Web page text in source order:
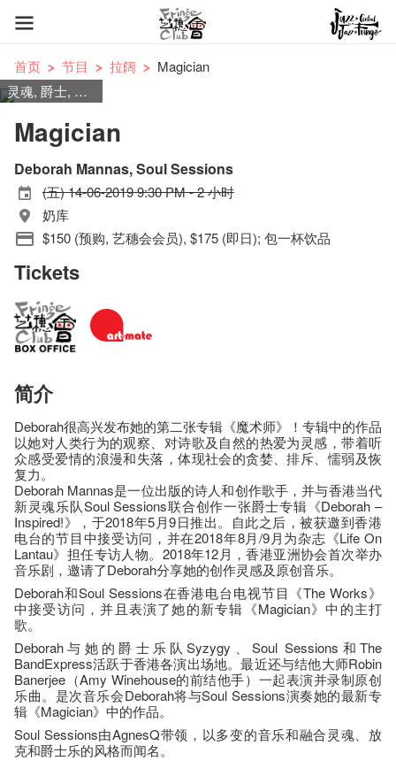
首页 节目 拉阔
Magician
灵魂, 爵士, Groovy
Magician
Deborah Mannas, Soul Sessions
(五) 14-06-2019 9:30 PM - 2 小时
奶库
$150 (预购, 艺穗会会员), $175 (即日); 包一杯饮品
Tickets
简介
Deborah很高兴发布她的第二张专辑《魔术师》！专辑中的作品
以她对人类行为的观察、对诗歌及自然的热爱为灵感，带着听
众感受爱情的浪漫和失落，体现社会的贪婪、排斥、懦弱及恢
复力。
Deborah Mannas是一位出版的诗人和创作歌手，并与香港当代
新灵魂乐队Soul Sessions联合创作一张爵士专辑《Deborah –
Inspired!》，于2018年5月9日推出。自此之后，被获邀到香港
电台的节目中接受访问，并在2018年8月/9月为杂志《Life On
Lantau》担任专访人物。2018年12月，香港亚洲协会首次举办
音乐剧，邀请了Deborah分享她的创作灵感及原创音乐。
Deborah和Soul Sessions在香港电台电视节目《The Works》
中接受访问，并且表演了她的新专辑《Magician》中的主打
歌。
Deborah与她的爵士乐队Syzygy、Soul Sessions和The
BandExpress活跃于香港各演出场地。最近还与结他大师Robin
Banerjee（Amy Winehouse的前结他手）一起表演并录制原创
乐曲。是次音乐会Deborah将与Soul Sessions演奏她的最新专
辑《Magician》中的作品。
Soul Sessions由AgnesQ带领，以多变的音乐和融合灵魂、放
克和爵士乐的风格而闻名。